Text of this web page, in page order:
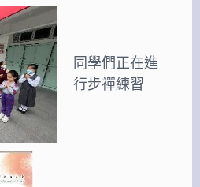
同學們正在進
行步禪練習